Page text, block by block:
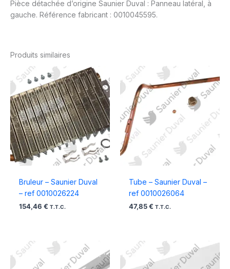
Pièce détachée d’origine Saunier Duval : Panneau latéral, à
gauche. Référence fabricant : 0010045595.
Produits similaires
Bruleur – Saunier Duval
– ref 0010026224
154,46 € T.T.C.
Tube – Saunier Duval –
ref 0010026064
47,85 € T.T.C.